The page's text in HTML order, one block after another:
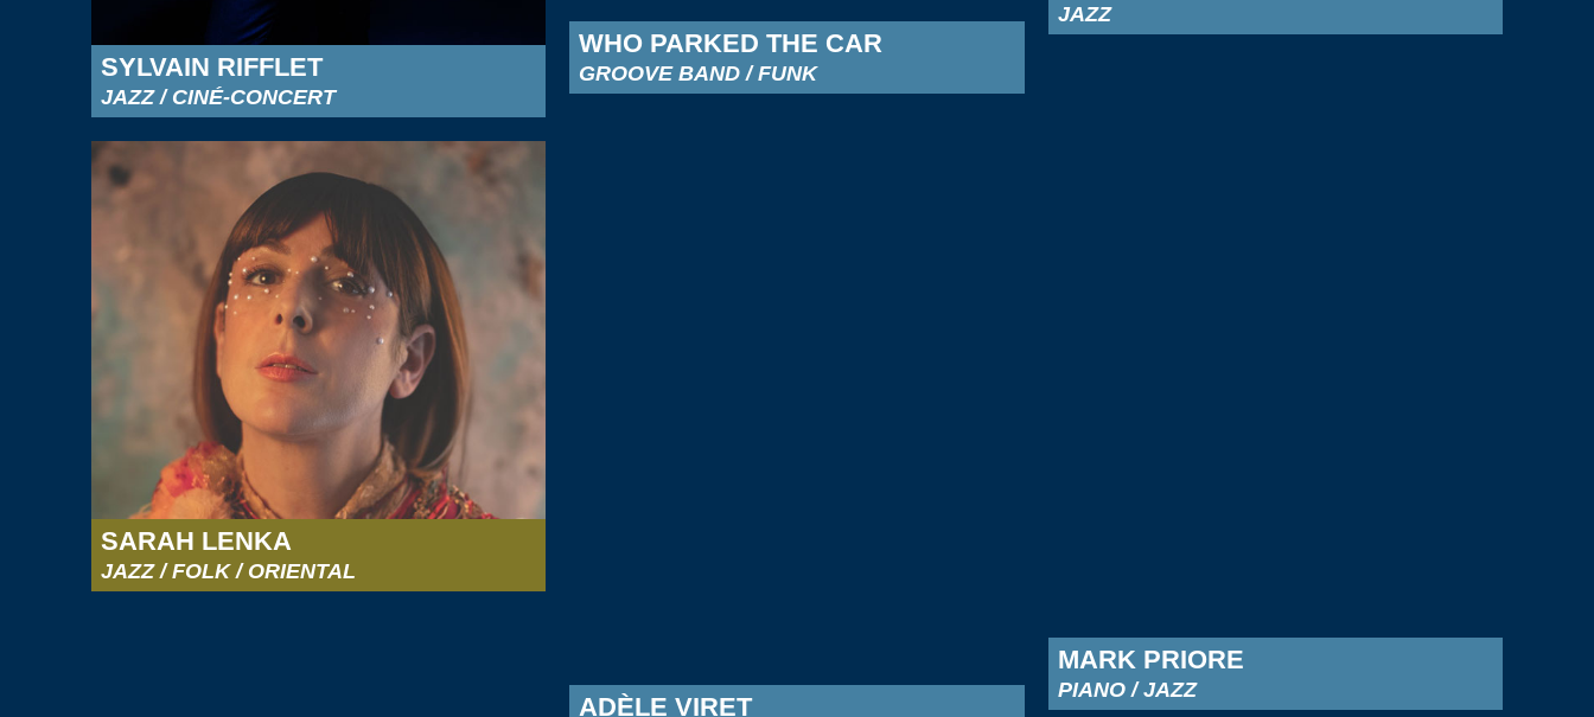
SYLVAIN RIFFLET
JAZZ / CINÉ-CONCERT
SARAH LENKA
JAZZ / FOLK / ORIENTAL
WHO PARKED THE CAR
GROOVE BAND / FUNK
ADÈLE VIRET
JAZZ
MARK PRIORE
PIANO / JAZZ